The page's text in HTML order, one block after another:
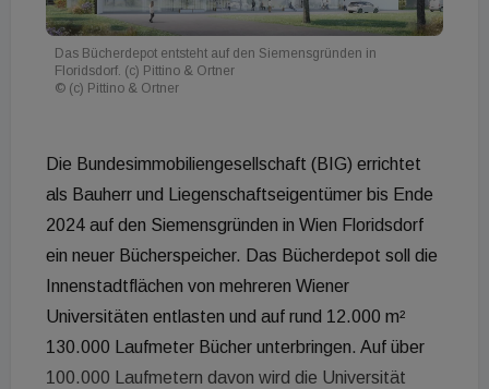
Das Bücherdepot entsteht auf den Siemensgründen in
Floridsdorf. (c) Pittino & Ortner
© (c) Pittino & Ortner
Die Bundesimmobiliengesellschaft (BIG) errichtet
als Bauherr und Liegenschaftseigentümer bis Ende
2024 auf den Siemensgründen in Wien Floridsdorf
ein neuer Bücherspeicher. Das Bücherdepot soll die
Innenstadtflächen von mehreren Wiener
Universitäten entlasten und auf rund 12.000 m²
130.000 Laufmeter Bücher unterbringen. Auf über
100.000 Laufmetern davon wird die Universität